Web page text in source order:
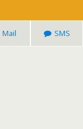
Mail SMS